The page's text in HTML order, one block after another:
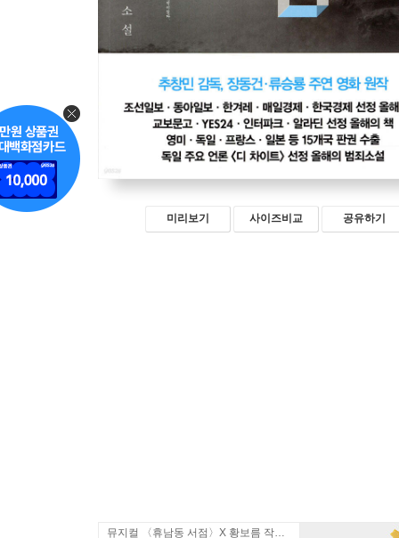
미리보기 사이즈비교 공유하기
뮤지컬 〈휴남동 서점〉X 황보름 작가 북토크